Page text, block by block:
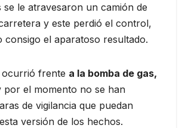
se le atravesaron un camión de
y este perdió el control,
consigo el aparatoso resultado.
ocurrió frente a la bomba de gas,
por el momento no se han
de vigilancia que puedan
versión de los hechos.